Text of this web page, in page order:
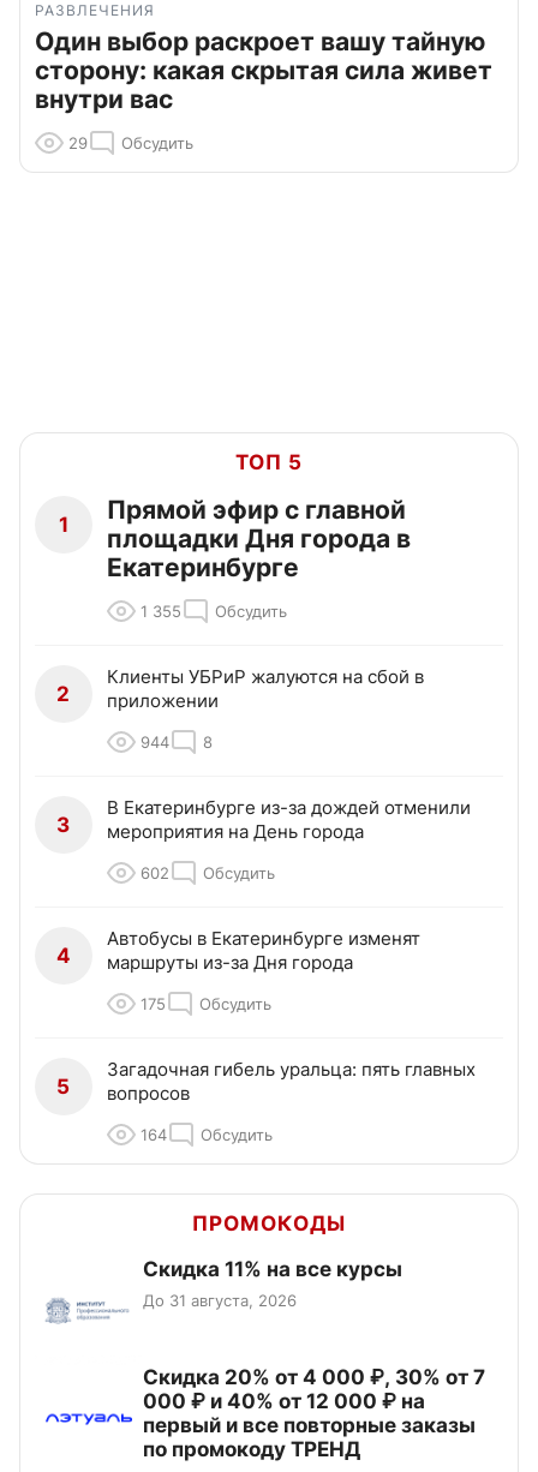
РАЗВЛЕЧЕНИЯ
Один выбор раскроет вашу тайную
сторону: какая скрытая сила живет
внутри вас
29 Обсудить
ТОП 5
1
Прямой эфир с главной
площадки Дня города в
Екатеринбурге
1 355 Обсудить
2
Клиенты УБРиР жалуются на сбой в
приложении
944 8
3
В Екатеринбурге из-за дождей отменили
мероприятия на День города
602 Обсудить
4
Автобусы в Екатеринбурге изменят
маршруты из-за Дня города
175 Обсудить
5
Загадочная гибель уральца: пять главных
вопросов
164 Обсудить
ПРОМОКОДЫ
Скидка 11% на все курсы
До 31 августа, 2026
Скидка 20% от 4 000 ₽, 30% от 7
000 ₽ и 40% от 12 000 ₽ на
первый и все повторные заказы
по промокоду ТРЕНД